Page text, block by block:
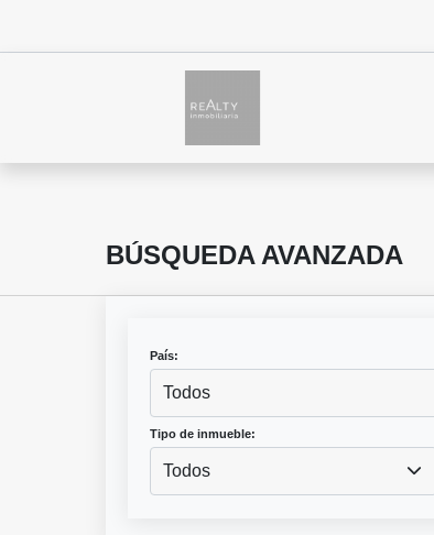
BÚSQUEDA AVANZADA
País:
Todos
Tipo de inmueble:
Todos